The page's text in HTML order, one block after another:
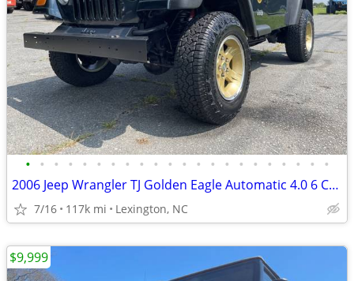
• • • • • • • • • • • • • • • • • • • • • •
2006 Jeep Wrangler TJ Golden Eagle Automatic 4.0 6 Cylinder
7/16 117k mi Lexington, NC
$9,999